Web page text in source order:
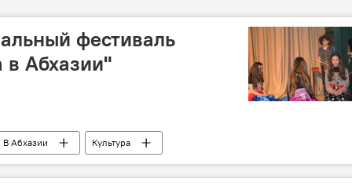
фестиваль
в Абхазии"
В Абхазии Культура